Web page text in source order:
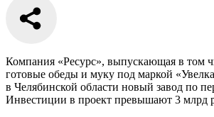
Компания «Ресурс», выпускающая в том
готовые обеды и муку под маркой
в Челябинской области новый завод по
Инвестиции в проект превышают 3 млрд